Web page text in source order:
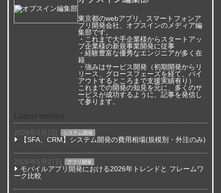
東京都のwebアプリ、スマートフォンア
プリ開発会社、オプスインのメディア編
集部です。
・これまで大手企業様からスタートアッ
プ企業様の新規事業開発に従事
・経験豊富な優秀なエンジニアが多く在
籍
・強みはサービス開発（初期開発からリ
リース、グロースフェーズを経て、バイ
アウトするところまで支援実績有り）
これまでの開発の知見を元に、多くのサ
ービスが成功するように、記事を発信し
て参ります。
2026年6月2日 システム開発
【SFA、CRM】システム開発の費用相場(規模別・外注のみ)
2026年5月27日 アプリ開発
モバイルアプリ開発における2026年トレンドと フレームワ
ーク比較